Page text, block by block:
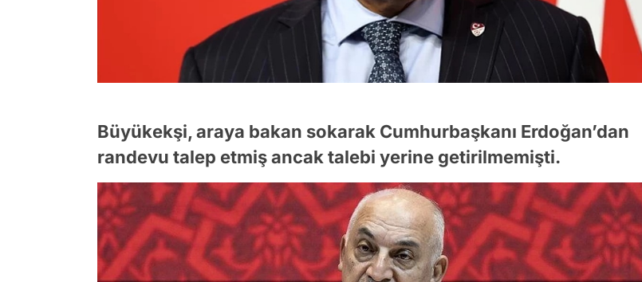
Büyükekşi, araya bakan sokarak Cumhurbaşkanı Erdoğan’dan
randevu talep etmiş ancak talebi yerine getirilmemişti.